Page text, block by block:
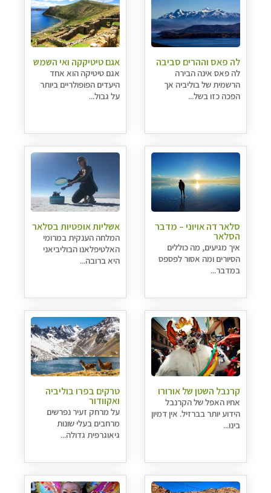
לה פאס וההרים סביבה
לה פאס אינה הבירה
הרשמית של בוליביה אך
הפכה כזו בשל...
אגם טיטיקקה ואי השמש
אגם טיטיקה הוא אחד
היעדים הפופולריים ביותר
על גבול...
סלאר דה אויוני – מדבר
הסלאר
איך מגיעים, מה כוללים
הסיורים ומה אסור לפספס
במדבר...
אשליות אופטיות בסלאר
המלחה הענקית במרומי
האלטיפלאנו הבוליביאני
היא ברובה...
קרנבל השטן של אורורו
אחיו האפל של הקרנבל
הידוע יותר בברזיל. אין דמיון
בינו...
טרקים בפרו בוליביה
ואקוודור
על מרחק זעיר נפרשים
מרחבים בעלי שונות
גיאוגרפית גדולה...